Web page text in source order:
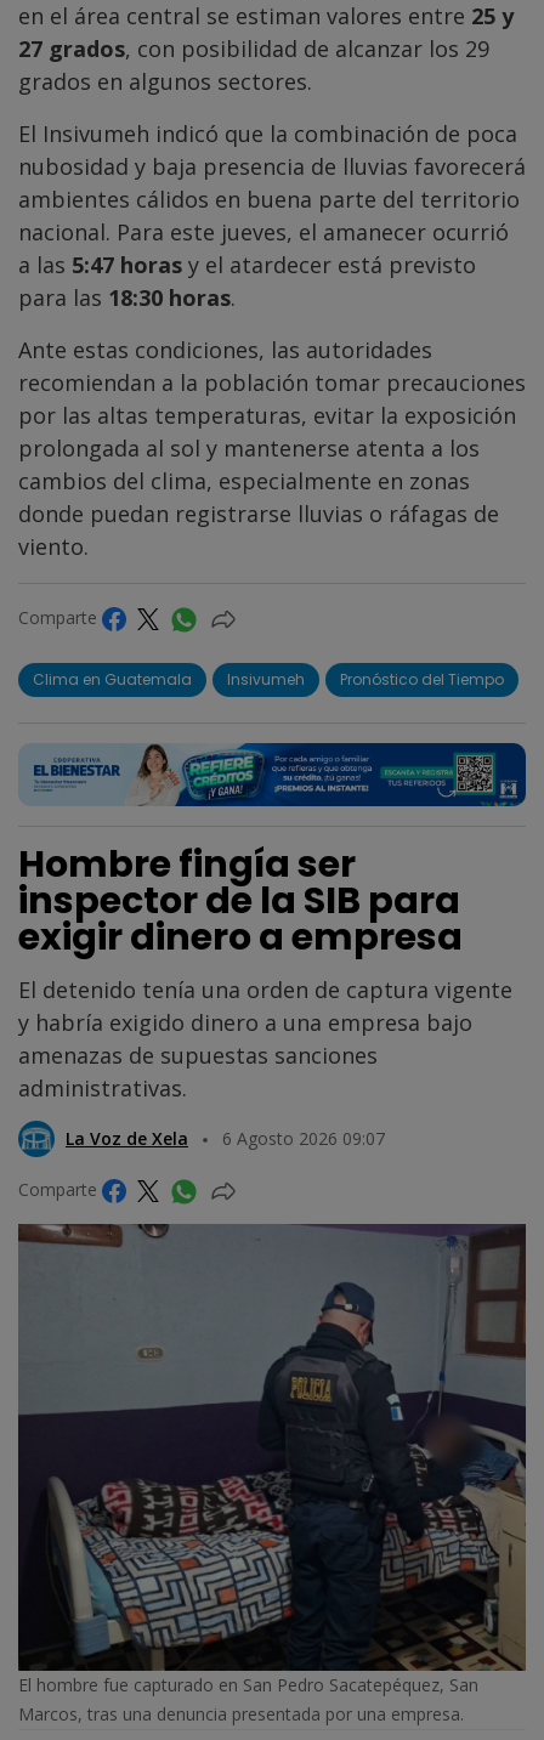
en el área central se estiman valores entre 25 y
27 grados, con posibilidad de alcanzar los 29
grados en algunos sectores.
El Insivumeh indicó que la combinación de poca
nubosidad y baja presencia de lluvias favorecerá
ambientes cálidos en buena parte del territorio
nacional. Para este jueves, el amanecer ocurrió
a las 5:47 horas y el atardecer está previsto
para las 18:30 horas.
Ante estas condiciones, las autoridades
recomiendan a la población tomar precauciones
por las altas temperaturas, evitar la exposición
prolongada al sol y mantenerse atenta a los
cambios del clima, especialmente en zonas
donde puedan registrarse lluvias o ráfagas de
viento.
Comparte
Clima en Guatemala Insivumeh Pronóstico del Tiempo
Hombre fingía ser
inspector de la SIB para
exigir dinero a empresa
El detenido tenía una orden de captura vigente
y habría exigido dinero a una empresa bajo
amenazas de supuestas sanciones
administrativas.
La Voz de Xela 6 Agosto 2026 09:07
Comparte
El hombre fue capturado en San Pedro Sacatepéquez, San
Marcos, tras una denuncia presentada por una empresa.